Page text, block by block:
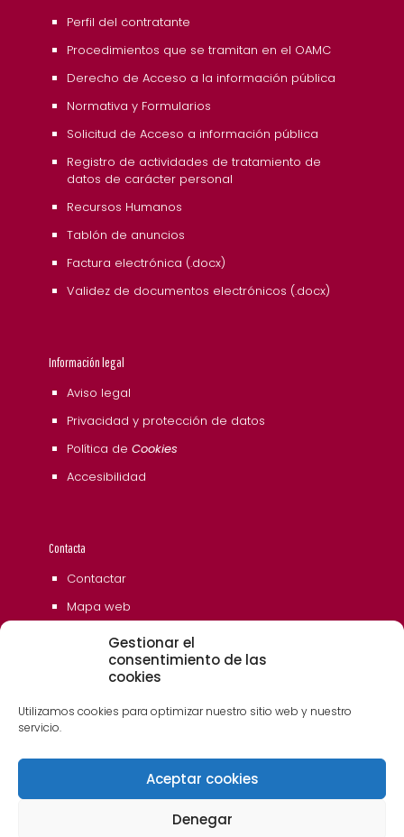
Gestionar el
consentimiento de las
cookies
Utilizamos cookies para optimizar nuestro sitio web y nuestro
servicio.
Aceptar cookies
Denegar
Perfil del contratante
Procedimientos que se tramitan en el OAMC
Derecho de Acceso a la información pública
Normativa y Formularios
Solicitud de Acceso a información pública
Registro de actividades de tratamiento de
datos de carácter personal
Recursos Humanos
Tablón de anuncios
Factura electrónica (.docx)
Validez de documentos electrónicos (.docx)
Información legal
Aviso legal
Privacidad y protección de datos
Política de Cookies
Accesibilidad
Contacta
Contactar
Mapa web
© 2006 - 2023 Museos de Tenerife. Todos los
derechos reservados